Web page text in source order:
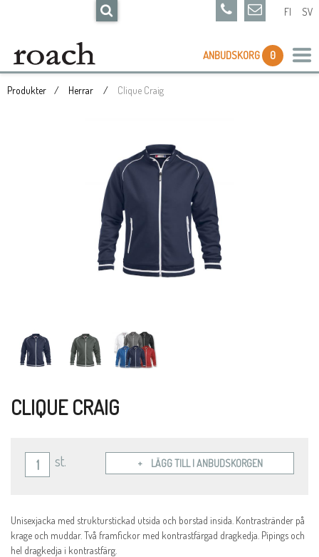
FI SV
ANBUDSKORG 0
Produkter Herrar Clique Craig
CLIQUE CRAIG
st. LÄGG TILL I ANBUDSKORGEN
Unisexjacka med strukturstickad utsida och borstad insida. Kontrastränder på
krage och muddar. Två framfickor med kontrastfärgad dragkedja. Pipings och
hel dragkedja i kontrastfärg.